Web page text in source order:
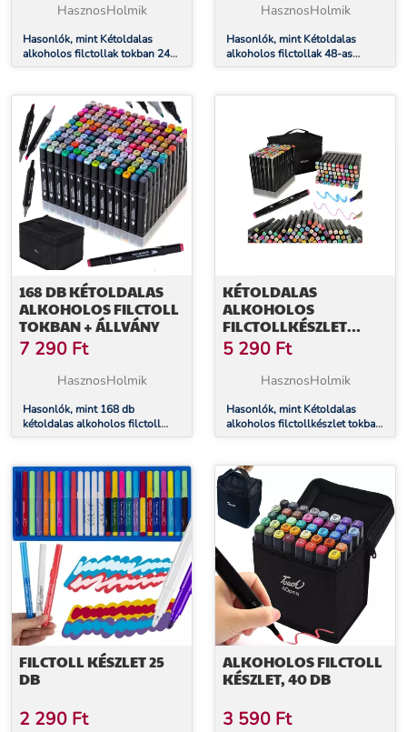
HasznosHolmik
Hasonlók, mint Kétoldalas
alkoholos filctollak tokban 24
db + állvány
HasznosHolmik
Hasonlók, mint Kétoldalas
alkoholos filctollak 48-as
tokban + állvány
168 DB KÉTOLDALAS
ALKOHOLOS FILCTOLL
TOKBAN + ÁLLVÁNY
7 290 Ft
HasznosHolmik
Hasonlók, mint 168 db
kétoldalas alkoholos filctoll
tokban + állvány
KÉTOLDALAS
ALKOHOLOS
FILCTOLLKÉSZLET
TOKBAN + ÁLLVÁNY -
120 DB
5 290 Ft
HasznosHolmik
Hasonlók, mint Kétoldalas
alkoholos filctollkészlet tokban
+ állvány - 120 db
FILCTOLL KÉSZLET 25
DB
2 290 Ft
ALKOHOLOS FILCTOLL
KÉSZLET, 40 DB
3 590 Ft